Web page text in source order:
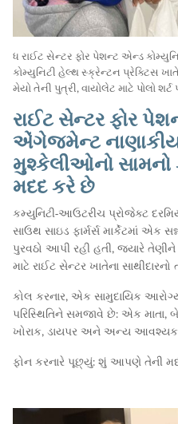
ધ રાઈટ સેન્ટર ફોર પેશન્ટ એન્ડ
કોમ્યુનિટી હેલ્થ સ્ક્રેન્ટન પ્રેક્ટિસ
મેયો તેની પુત્રી, વાયોલેટ માટે પોલો
રાઈટ સેન્ટર ફોર
એંગેજમેન્ટ
મુશ્કેલીઓનો સામનો
મદદ કરે છે
કમ્યુનિટી-આઉટરીચ પ્રોજેક્ટ
સાઉથ સાઇડ ફાર્મર્સ માર્કેટમાં એક
પુરવઠો આપી રહી હતી, જ્યારે તેણીને
માટે રાઈટ સેન્ટર ખાતેના
કોલ કરનાર, એક સામુદાયિક
પરિસ્થિતિને સમજાવે છે: એક માતા,
ખોરાક, ડાયપર અને અન્ય આવશ્યક
ફોન કરનારે પૂછ્યું: શું આપણે તેની